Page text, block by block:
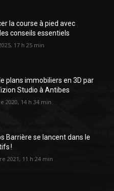
la course à pied avec
conseils essentiels
17 h 25 min
plans immobiliers en 3D par
Studio à Antibes
2020, 14 h 34 min
Barrière se lancent dans le
!
2021, 11 h 24 min